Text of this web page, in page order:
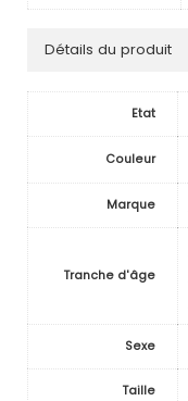
Détails du produit
Etat
Couleur
Marque
Tranche d'âge
Sexe
Taille